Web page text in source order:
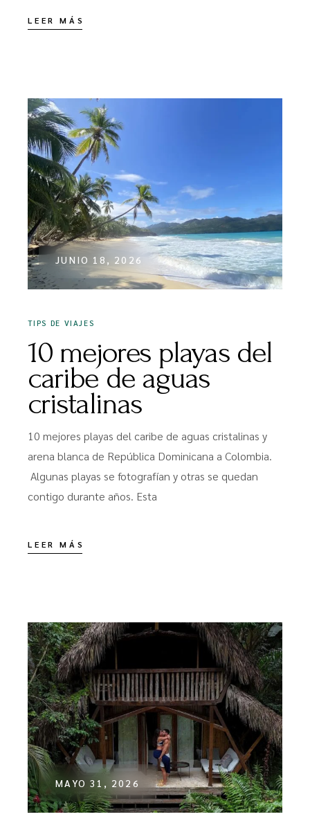
LEER MÁS
JUNIO 18, 2026
TIPS DE VIAJES
10 mejores playas del
caribe de aguas
cristalinas
10 mejores playas del caribe de aguas cristalinas y
arena blanca de República Dominicana a Colombia.
Algunas playas se fotografían y otras se quedan
contigo durante años. Esta
LEER MÁS
MAYO 31, 2026